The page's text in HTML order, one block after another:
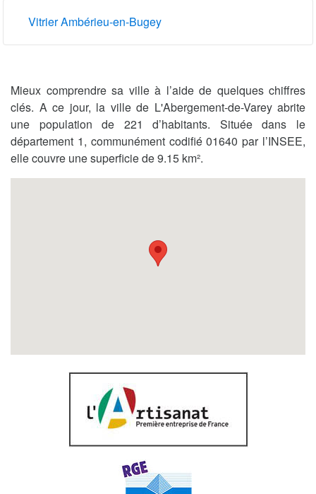
Vitrier Ambérieu-en-Bugey
Mieux comprendre sa ville à l’aide de quelques chiffres
clés. A ce jour, la ville de L'Abergement-de-Varey abrite
une population de 221 d’habitants. Située dans le
département 1, communément codifié 01640 par l’INSEE,
elle couvre une superficie de 9.15 km².